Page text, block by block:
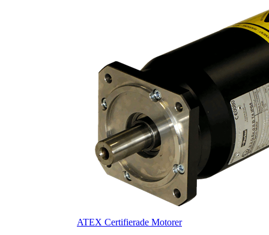
ATEX Certifierade Motorer